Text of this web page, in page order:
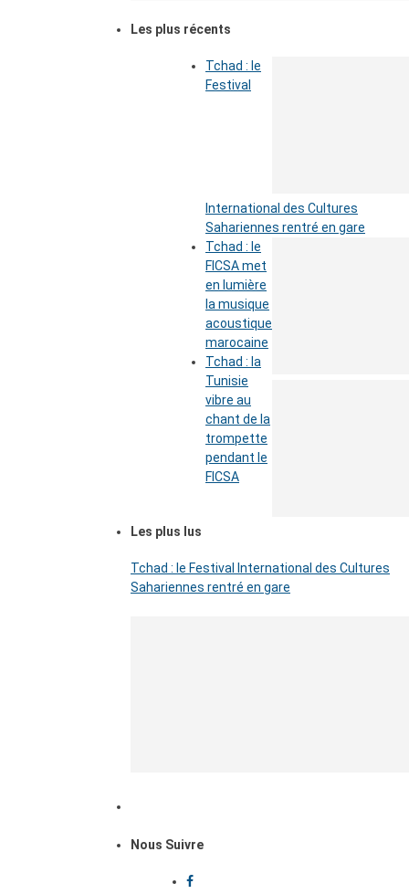
Les plus récents
Tchad : le
Festival
International des Cultures
Sahariennes rentré en gare
Tchad : le
FICSA met
en lumière
la musique
acoustique
marocaine
Tchad : la
Tunisie
vibre au
chant de la
trompette
pendant le
FICSA
Les plus lus
Tchad : le Festival International des Cultures
Sahariennes rentré en gare
Nous Suivre